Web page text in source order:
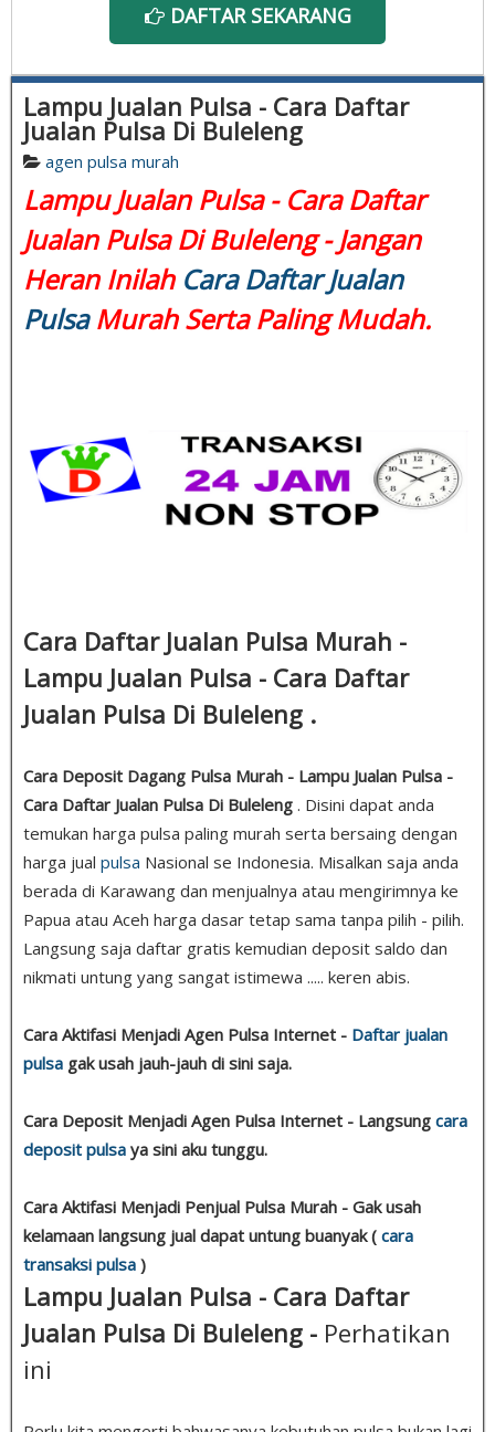
DAFTAR SEKARANG
Lampu Jualan Pulsa - Cara Daftar
Jualan Pulsa Di Buleleng
agen pulsa murah
Lampu Jualan Pulsa - Cara Daftar
Jualan Pulsa Di Buleleng - Jangan
Heran Inilah Cara Daftar Jualan
PulsaMurah Serta Paling Mudah.
Cara Daftar Jualan Pulsa Murah -
Lampu Jualan Pulsa - Cara Daftar
Jualan Pulsa Di Buleleng .
Cara Deposit Dagang Pulsa Murah - Lampu Jualan Pulsa -
Cara Daftar Jualan Pulsa Di Buleleng . Disini dapat anda
temukan harga pulsa paling murah serta bersaing dengan
harga jual pulsa Nasional se Indonesia. Misalkan saja anda
berada di Karawang dan menjualnya atau mengirimnya ke
Papua atau Aceh harga dasar tetap sama tanpa pilih - pilih.
Langsung saja daftar gratis kemudian deposit saldo dan
nikmati untung yang sangat istimewa ..... keren abis.
Cara Aktifasi Menjadi Agen Pulsa Internet - Daftar jualan
pulsa gak usah jauh-jauh di sini saja.
Cara Deposit Menjadi Agen Pulsa Internet - Langsung cara
deposit pulsa ya sini aku tunggu.
Cara Aktifasi Menjadi Penjual Pulsa Murah - Gak usah
kelamaan langsung jual dapat untung buanyak ( cara
transaksi pulsa )
Lampu Jualan Pulsa - Cara Daftar
Jualan Pulsa Di Buleleng - Perhatikan
ini